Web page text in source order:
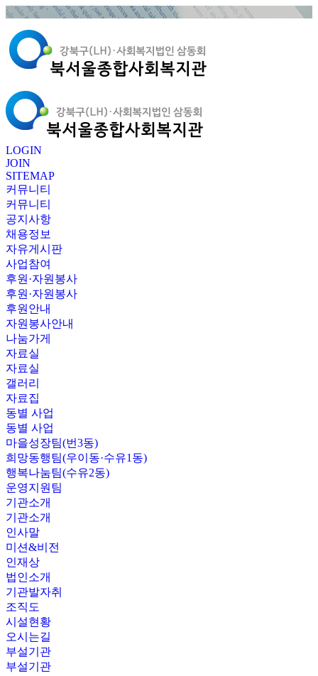
LOGIN
JOIN
SITEMAP
커뮤니티
커뮤니티
공지사항
채용정보
자유게시판
사업참여
후원·자원봉사
후원·자원봉사
후원안내
자원봉사안내
나눔가게
자료실
자료실
갤러리
자료집
동별 사업
동별 사업
마을성장팀(번3동)
희망동행팀(우이동·수유1동)
행복나눔팀(수유2동)
운영지원팀
기관소개
기관소개
인사말
미션&비전
인재상
법인소개
기관발자취
조직도
시설현황
오시는길
부설기관
부설기관